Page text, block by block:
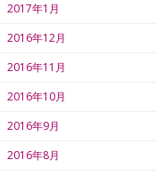
2017年1月
2016年12月
2016年11月
2016年10月
2016年9月
2016年8月